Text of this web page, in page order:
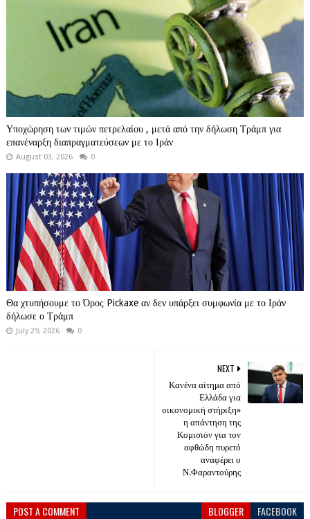
Υποχώρηση των τιμών πετρελαίου , μετά από την δήλωση Τράμπ για
επανέναρξη διαπραγματεύσεων με το Ιράν
August 03, 2026 0
Θα χτυπήσουμε το Όρος Pickaxe αν δεν υπάρξει συμφωνία με το Ιράν
δήλωσε ο Τράμπ
July 29, 2026 0
NEXT
Κανένα αίτημα από
Ελλάδα για
οικονομική στήριξη»
η απάντηση της
Κομισιόν για τον
αφθώδη πυρετό
αναφέρει ο
Ν.Φαραντούρης
POST A COMMENT BLOGGER FACEBOOK